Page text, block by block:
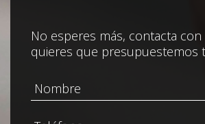
No esperes más, contacta
quieres que presupuestemos